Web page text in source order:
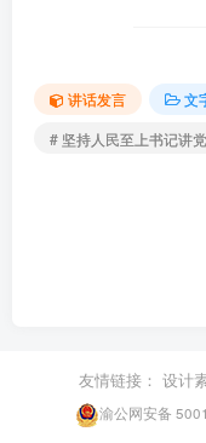
讲话发言
文
# 坚持人民至上书记讲
友情链接： 设计
渝公网安备